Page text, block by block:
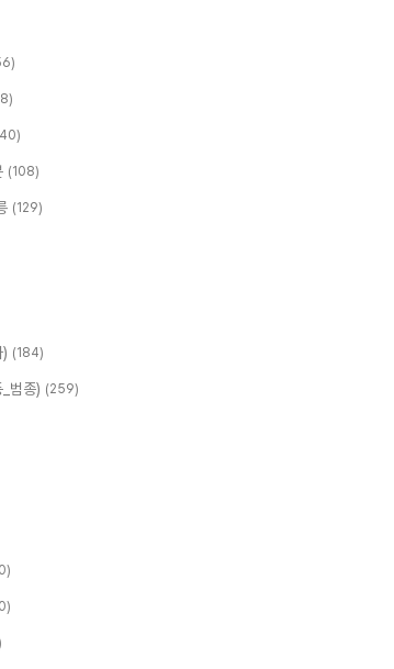
(108)
(129)
(184)
범종) (259)